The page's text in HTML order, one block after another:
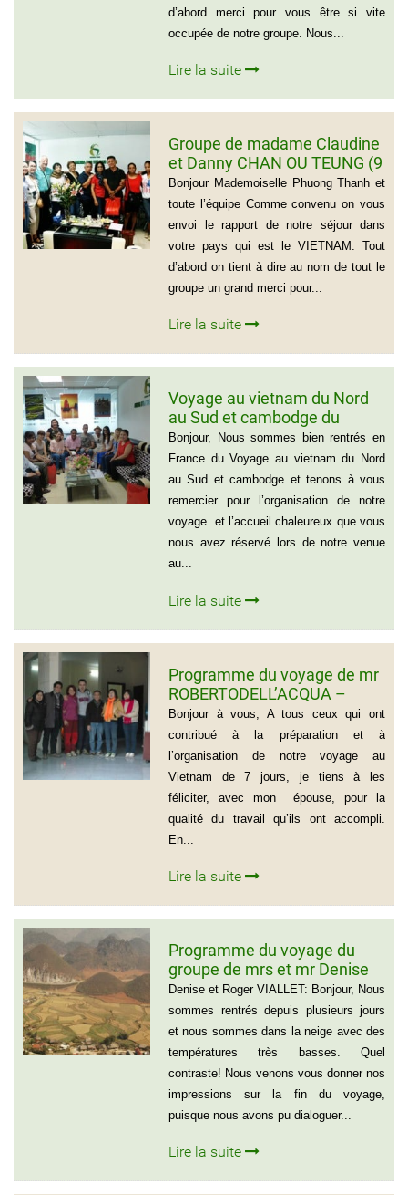
d’abord merci pour vous être si vite
occupée de notre groupe. Nous...
Lire la suite
Groupe de madame Claudine
et Danny CHAN OU TEUNG (9
personnes)
Bonjour Mademoiselle Phuong Thanh et
toute l’équipe Comme convenu on vous
envoi le rapport de notre séjour dans
votre pays qui est le VIETNAM. Tout
d’abord on tient à dire au nom de tout le
groupe un grand merci pour...
Lire la suite
Voyage au vietnam du Nord
au Sud et cambodge du
groupe de Emilie CHAU – 6
personnes (21 jours)
Bonjour, Nous sommes bien rentrés en
France du Voyage au vietnam du Nord
au Sud et cambodge et tenons à vous
remercier pour l’organisation de notre
voyage et l’accueil chaleureux que vous
nous avez réservé lors de notre venue
au...
Lire la suite
Programme du voyage de mr
ROBERTODELL’ACQUA –
ITALIA
Bonjour à vous, A tous ceux qui ont
contribué à la préparation et à
l’organisation de notre voyage au
Vietnam de 7 jours, je tiens à les
féliciter, avec mon épouse, pour la
qualité du travail qu’ils ont accompli.
En...
Lire la suite
Programme du voyage du
groupe de mrs et mr Denise
et Roger VIALLET
Denise et Roger VIALLET: Bonjour, Nous
sommes rentrés depuis plusieurs jours
et nous sommes dans la neige avec des
températures très basses. Quel
contraste! Nous venons vous donner nos
impressions sur la fin du voyage,
puisque nous avons pu dialoguer...
Lire la suite